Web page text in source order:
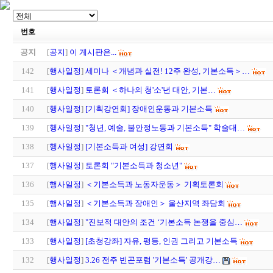
번호
공지 [공지] 이 게시판은...
142 [행사일정] 세미나 ＜개념과 실전! 12주 완성, 기본소득＞…
141 [행사일정] 토론회 ＜하나의 청'소'년 대안, 기본…
140 [행사일정] [기획강연회] 장애인운동과 기본소득
139 [행사일정] "청년, 예술, 불안정노동과 기본소득" 학술대…
138 [행사일정] [기본소득과 여성] 강연회
137 [행사일정] 토론회 "기본소득과 청소년"
136 [행사일정] ＜기본소득과 노동자운동＞ 기획토론회
135 [행사일정] ＜기본소득과 장애인＞ 울산지역 좌담회
134 [행사일정] "진보적 대안의 조건 ‘기본소득 논쟁을 중심…
133 [행사일정] [초청강좌] 자유, 평등, 인권 그리고 기본소득
132 [행사일정] 3.26 전주 빈곤포럼 '기본소득' 공개강…